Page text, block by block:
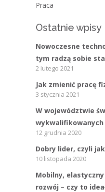
Praca
Ostatnie wpisy
Nowoczesne
tym radzą sobie
2 lutego 2021
Jak zmienić pracę
3 stycznia 2021
W województwie
12 grudnia 2020
Dobry lider, czyli
10 listopada 2020
Mobilny,
rozwój – czy to